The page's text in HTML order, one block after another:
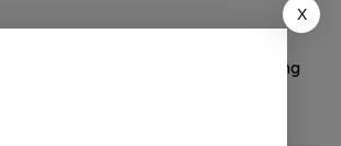
Ketua Kwarcab Nagan Raya Raja Sayang
X